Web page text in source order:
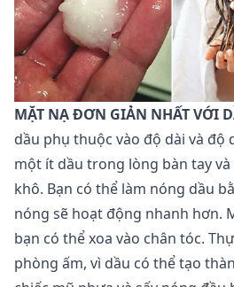
MẶT NẠ ĐƠN GIẢN NHẤT VỚI
dầu phụ thuộc vào độ dài và độ
một ít dầu trong lòng bàn tay và
khô. Bạn có thể làm nóng dầu
nóng sẽ hoạt động nhanh hơn.
bạn có thể xoa vào chân tóc.
phòng ấm, vì dầu có thể tạo